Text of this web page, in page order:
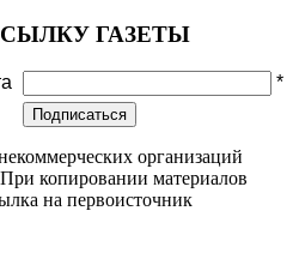
ГАЗЕТЫ
*
Подписаться
организаций
копировании материалов
на первоисточник